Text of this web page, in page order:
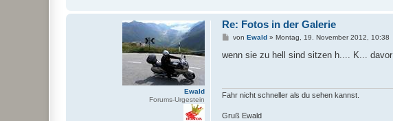
Ewald
Forums-Urgestein
Re: Fotos in der Galerie
B
i
von Ewald » Montag, 19. November 2012, 10:38
wenn sie zu hell sind sitzen h.... K... davor
Fahr nicht schneller als du sehen kannst.
Gruß Ewald